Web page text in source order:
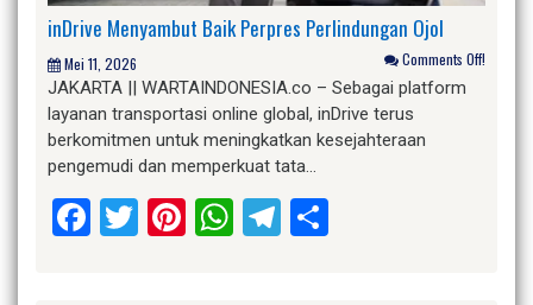
inDrive Menyambut Baik Perpres Perlindungan Ojol
Mei 11, 2026 Comments Off!
JAKARTA || WARTAINDONESIA.co – Sebagai platform
layanan transportasi online global, inDrive terus
berkomitmen untuk meningkatkan kesejahteraan
pengemudi dan memperkuat tata…
Facebook
Twitter
Pinterest
WhatsApp
Telegram